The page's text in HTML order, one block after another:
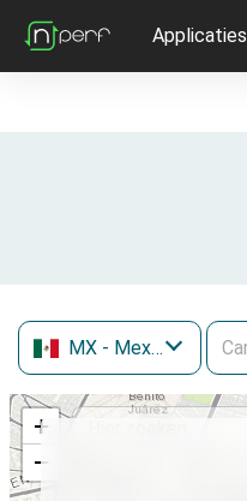
Applicaties
MX - Mexico
+
−